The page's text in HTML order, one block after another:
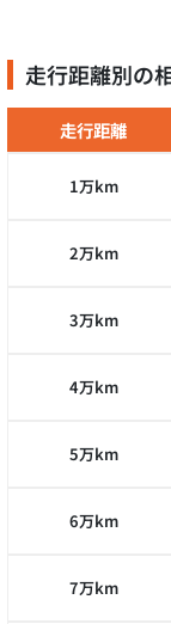
走行距離別の
走行距離
1万km
2万km
3万km
4万km
5万km
6万km
7万km